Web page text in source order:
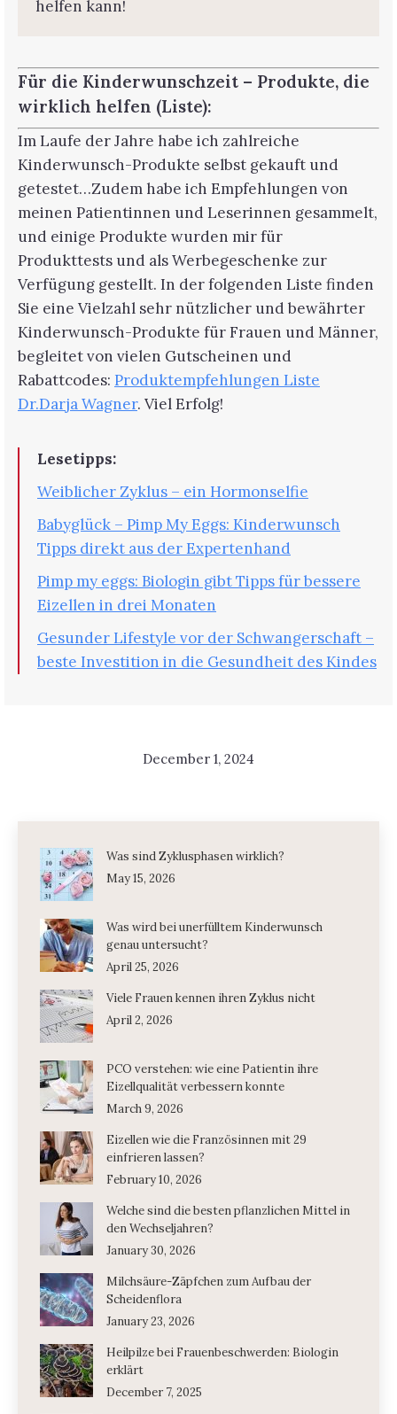
helfen kann!
Für die Kinderwunschzeit – Produkte, die
wirklich helfen (Liste):
Im Laufe der Jahre habe ich zahlreiche
Kinderwunsch-Produkte selbst gekauft und
getestet…Zudem habe ich Empfehlungen von
meinen Patientinnen und Leserinnen gesammelt,
und einige Produkte wurden mir für
Produkttests und als Werbegeschenke zur
Verfügung gestellt. In der folgenden Liste finden
Sie eine Vielzahl sehr nützlicher und bewährter
Kinderwunsch-Produkte für Frauen und Männer,
begleitet von vielen Gutscheinen und
Rabattcodes: Produktempfehlungen Liste
Dr.Darja Wagner. Viel Erfolg!
Lesetipps:
Weiblicher Zyklus – ein Hormonselfie
Babyglück – Pimp My Eggs: Kinderwunsch
Tipps direkt aus der Expertenhand
Pimp my eggs: Biologin gibt Tipps für bessere
Eizellen in drei Monaten
Gesunder Lifestyle vor der Schwangerschaft –
beste Investition in die Gesundheit des Kindes
December 1, 2024
Was sind Zyklusphasen wirklich?
May 15, 2026
Was wird bei unerfülltem Kinderwunsch
genau untersucht?
April 25, 2026
Viele Frauen kennen ihren Zyklus nicht
April 2, 2026
PCO verstehen: wie eine Patientin ihre
Eizellqualität verbessern konnte
March 9, 2026
Eizellen wie die Französinnen mit 29
einfrieren lassen?
February 10, 2026
Welche sind die besten pflanzlichen Mittel in
den Wechseljahren?
January 30, 2026
Milchsäure-Zäpfchen zum Aufbau der
Scheidenflora
January 23, 2026
Heilpilze bei Frauenbeschwerden: Biologin
erklärt
December 7, 2025